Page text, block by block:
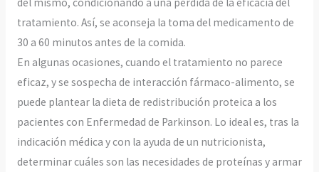
tratamiento. Así, se aconseja la toma del medicamento de
30 a 60 minutos antes de la comida.
En algunas ocasiones, cuando el tratamiento no parece
eficaz, y se sospecha de interacción fármaco-alimento, se
puede plantear la dieta de redistribución proteica a los
pacientes con Enfermedad de Parkinson. Lo ideal es, tras la
indicación médica y con la ayuda de un nutricionista,
determinar cuáles son las necesidades de proteínas y armar